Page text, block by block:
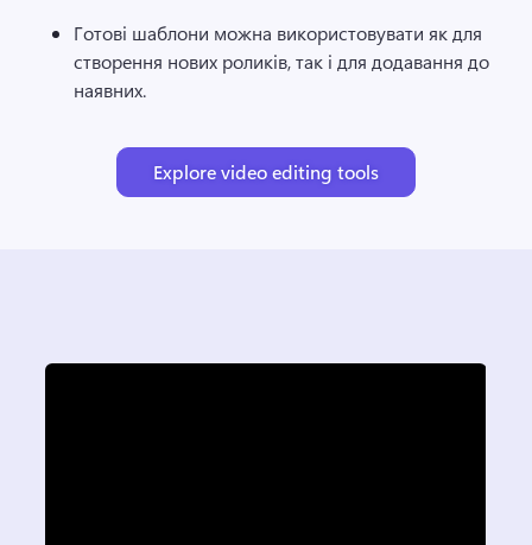
Готові шаблони можна використовувати як для
створення нових роликів, так і для додавання до
наявних.
Explore video editing tools